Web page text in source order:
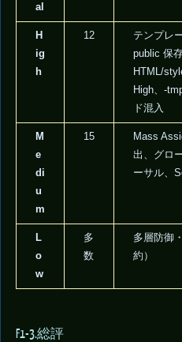
al
H
ig
h
12
テンプレ
public 保
HTML/
High、-
ド混入
M
e
di
u
m
15
Mass
出、グロ
ーサル、
L
o
w
多
数
多層防御
約）
F1-3.総評